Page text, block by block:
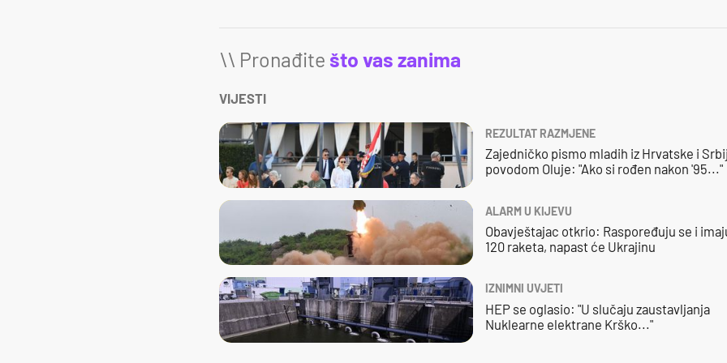
\\ Pronađite što vas zanima
VIJESTI
REZULTAT RAZMJENE
Zajedničko pismo mladih iz Hrvatske i
povodom Oluje: "Ako si rođen nakon '95..."
ALARM U KIJEVU
Obavještajac otkrio: Raspoređuju se i
120 raketa, napast će Ukrajinu
IZNIMNI UVJETI
HEP se oglasio: "U slučaju zaustavljanja
Nuklearne elektrane Krško..."